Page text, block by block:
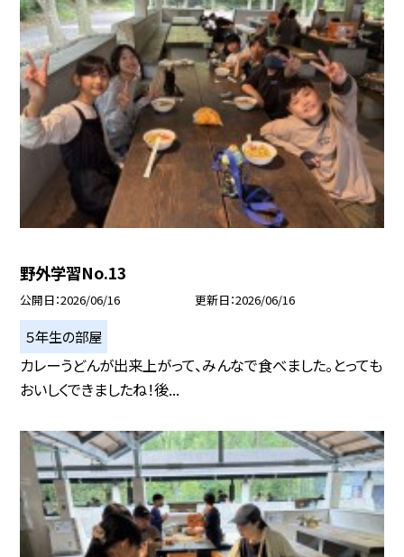
野外学習No.13
公開日 2026/06/16 更新日 2026/06/16
５年生の部屋
カレーうどんが出来上がって、みんなで食べました。とっても
おいしくできましたね！後...